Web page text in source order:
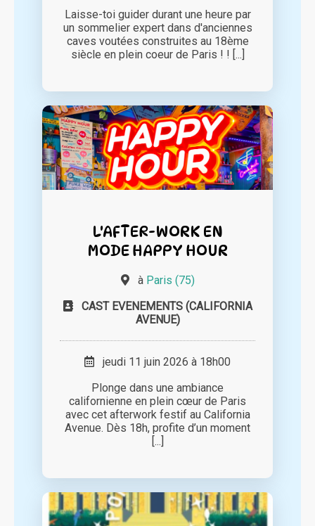
Laisse-toi guider durant une heure par
un sommelier expert dans d'anciennes
caves voutées construites au 18ème
siècle en plein coeur de Paris ! ! [...]
L'AFTER-WORK EN
MODE HAPPY HOUR
à Paris (75)
CAST EVENEMENTS (CALIFORNIA
AVENUE)
jeudi 11 juin 2026 à 18h00
Plonge dans une ambiance
californienne en plein cœur de Paris
avec cet afterwork festif au California
Avenue. Dès 18h, profite d’un moment
[...]